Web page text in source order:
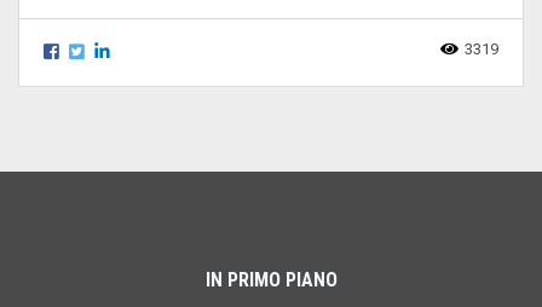
3319
IN PRIMO PIANO